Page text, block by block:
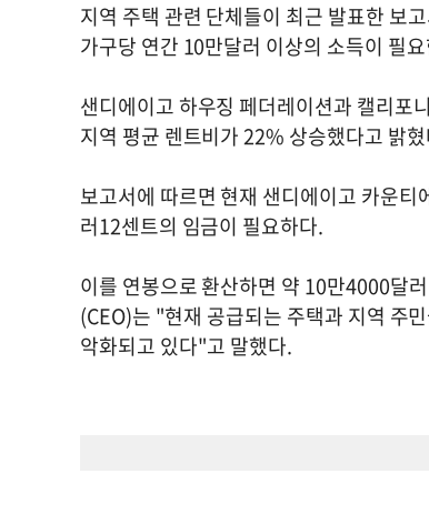
지역 주택 관련 단체들이 최근 발표한 보
가구당 연간 10만달러 이상의 소득이 필
샌디에이고 하우징 페더레이션과 캘리포
지역 평균 렌트비가 22% 상승했다고 밝
보고서에 따르면 현재 샌디에이고 카운
러12센트의 임금이 필요하다.
이를 연봉으로 환산하면 약 10만4000달
(CEO)는 "현재 공급되는 주택과 지역 주
악화되고 있다"고 말했다.